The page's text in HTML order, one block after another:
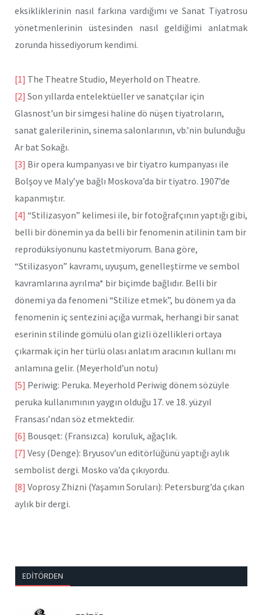
eksikliklerinin nasıl farkına vardığımı ve Sanat Tiyatrosu
yönetmenlerinin üstesin­den nasıl geldiğimi anlatmak
zorunda hissediyorum kendimi.
[1] The Theatre Studio, Meyerhold on Theatre.
[2] Son yıllarda entelektüeller ve sanatçılar için
Glasnost’un bir simgesi haline dö nüşen tiyatroların,
sanat galerilerinin, sinema salonlarının, vb.’nin bulunduğu
Ar bat Sokağı.
[3] Bir opera kumpanyası ve bir tiyatro kumpanyası ile
Bolşoy ve Maly’ye bağlı Moskova’da bir tiyatro. 1907’de
kapanmıştır.
[4] “Stilizasyon” kelimesi ile, bir fotoğrafçının yaptığı gibi,
belli bir dönemin ya da belli bir fenomenin atilinin tam bir
reprodüksiyonunu kastetmiyorum. Bana göre,
“Stilizasyon” kavramı, uyuşum, genelleştirme ve sembol
kavramlarına ayrılma* bir biçimde bağlıdır. Belli bir
dönemi ya da fenomeni “Stilize etmek”, bu dönem ya da
fenomenin iç sentezini açığa vurmak, herhangi bir sanat
eserinin stilinde gömülü olan gizli özellikleri ortaya
çıkarmak için her türlü olası anlatım aracının kullanı mı
anlamına gelir. (Meyerhold’un notu)
[5] Periwig: Peruka. Meyerhold Periwig dönem sözüyle
peruka kullanımının yaygın olduğu 17. ve 18. yüzyıl
Fransası’ndan söz etmektedir.
[6] Bousqet: (Fransızca) koruluk, ağaçlık.
[7] Vesy (Denge): Bryusov’un editörlüğünü yaptığı aylık
sembolist dergi. Mosko va’da çıkıyordu.
[8] Voprosy Zhizni (Yaşamın Soruları): Petersburg’da çıkan
aylık bir dergi.
EDITÖRDEN